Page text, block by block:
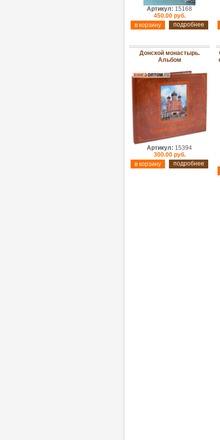
Артикул: 15168
450.00 руб.
подробнее
Донской монастырь.
Альбом
Артикул: 15394
300.00 руб.
подробнее